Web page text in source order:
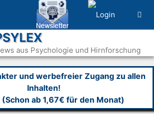
aus Psychologie und Hirnforschung
und werbefreier Zugang zu allen
Inhalten!
(Schon ab 1,67€ für den Monat)